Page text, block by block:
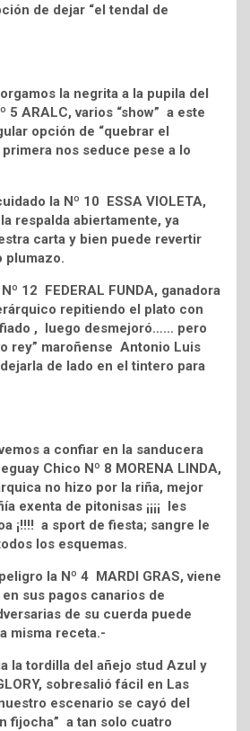
de dejar “el tendal de
la negrita a la pupila del
5 ARALC, varios “show” a este
opción de “quebrar el
nos seduce pese a lo
la Nº 10 ESSA VIOLETA,
respalda abiertamente, ya
carta y bien puede revertir
plumazo.
12 FEDERAL FUNDA, ganadora
repitiendo el plato con
, luego desmejoró…… pero
rey” maroñense Antonio Luis
de lado en el tintero para
a confiar en la sanducera
Chico Nº 8 MORENA LINDA,
no hizo por la riña, mejor
exenta de pitonisas ¡¡¡¡ les
¡!!!! a sport de fiesta; sangre le
los esquemas.
la Nº 4 MARDI GRAS, viene
sus pagos canarios de
de su cuerda puede
misma receta.-
la tordilla del añejo stud Azul y
sobresalió fácil en Las
escenario se cayó del
fijocha” a tan solo cuatro